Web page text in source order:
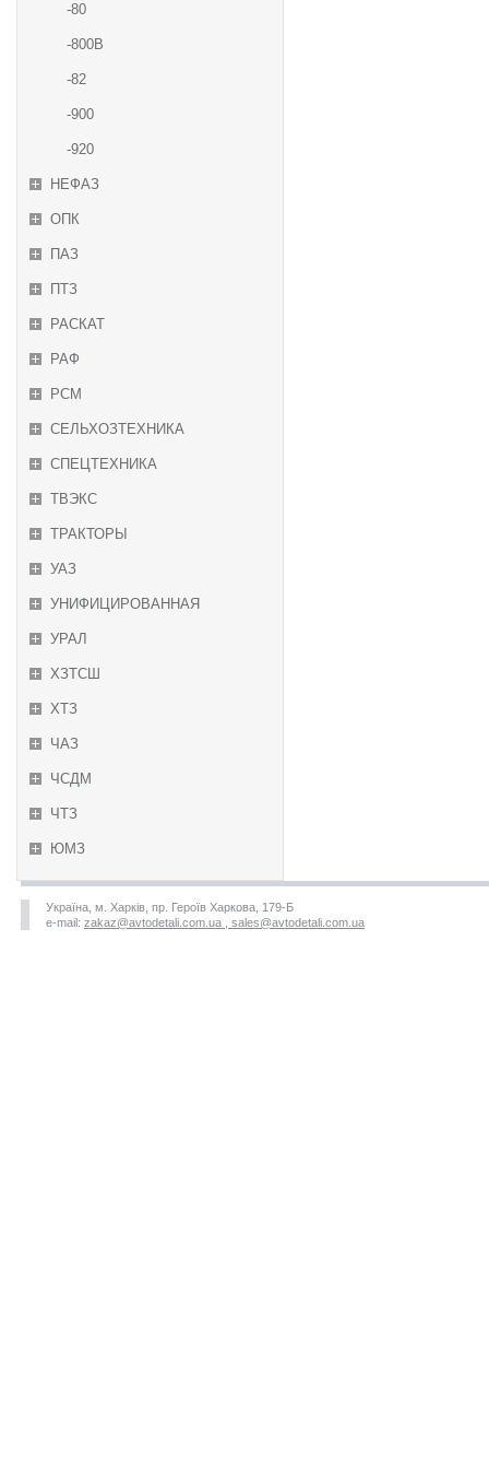
-80
-800В
-82
-900
-920
НЕФАЗ
ОПК
ПАЗ
ПТЗ
РАСКАТ
РАФ
РСМ
СЕЛЬХОЗТЕХНИКА
СПЕЦТЕХНИКА
ТВЭКС
ТРАКТОРЫ
УАЗ
УНИФИЦИРОВАННАЯ
УРАЛ
ХЗТСШ
ХТЗ
ЧАЗ
ЧСДМ
ЧТЗ
ЮМЗ
Україна, м. Харків, пр. Героїв Харкова, 179-Б
e-mail: zakaz@avtodetali.com.ua , sales@avtodetali.com.ua